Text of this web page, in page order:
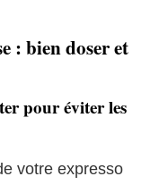
: bien doser et
pour éviter les
votre expresso